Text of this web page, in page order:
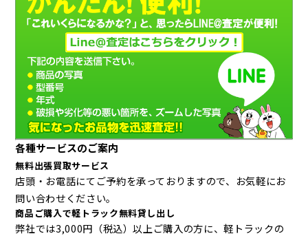
各種サービスのご案内
無料出張買取サービス
店頭・お電話にてご予約を承っておりますので、お気軽にお
問い合わせください。
商品ご購入で軽トラック無料貸し出し
弊社では3,000円（税込）以上ご購入の方に、軽トラックの